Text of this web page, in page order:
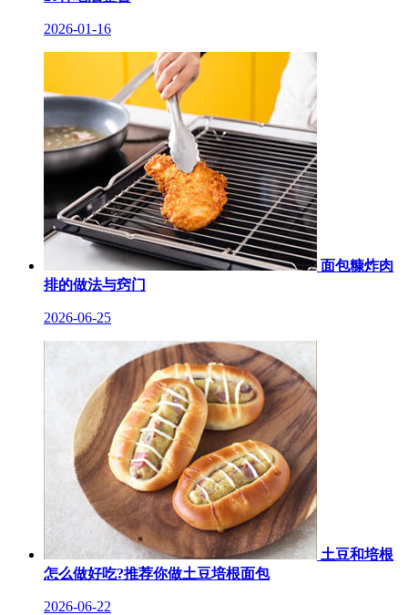
2026-01-16
面包糠炸肉
排的做法与窍门
2026-06-25
土豆和培根
怎么做好吃?推荐你做土豆培根面包
2026-06-22